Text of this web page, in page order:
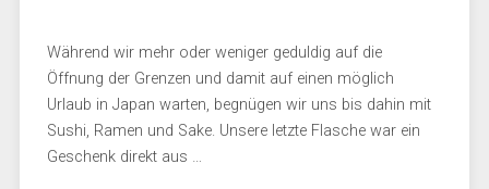
Während wir mehr oder weniger geduldig auf die
Öffnung der Grenzen und damit auf einen möglich
Urlaub in Japan warten, begnügen wir uns bis dahin mit
Sushi, Ramen und Sake. Unsere letzte Flasche war ein
Geschenk direkt aus …